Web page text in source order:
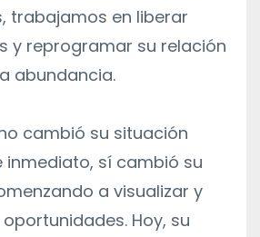
trabajamos en liberar
y reprogramar su relación
abundancia.
cambió su situación
inmediato, sí cambió su
a visualizar y
Hoy, su